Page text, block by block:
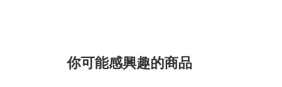
你可能感興趣的商品